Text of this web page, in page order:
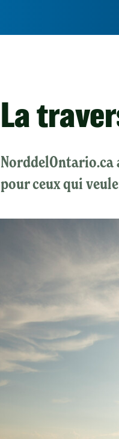
La
NorddelOntario.ca
pour ceux qui